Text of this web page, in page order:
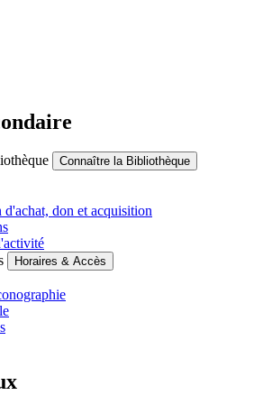
Connaître la Bibliothèque
d'achat, don et acquisition
Horaires & Accès